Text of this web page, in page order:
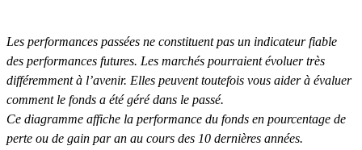
Les performances passées ne constituent pas un indicateur fiable
des performances futures. Les marchés pourraient évoluer très
différemment à l’avenir. Elles peuvent toutefois vous aider à évaluer
comment le fonds a été géré dans le passé.
Ce diagramme affiche la performance du fonds en pourcentage de
perte ou de gain par an au cours des 10 dernières années.